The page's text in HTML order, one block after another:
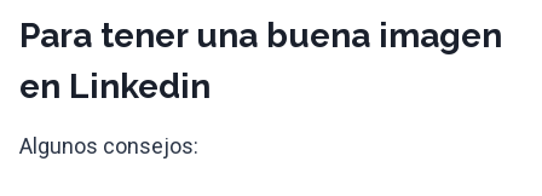
Para tener una buena imagen
en Linkedin
Algunos consejos: